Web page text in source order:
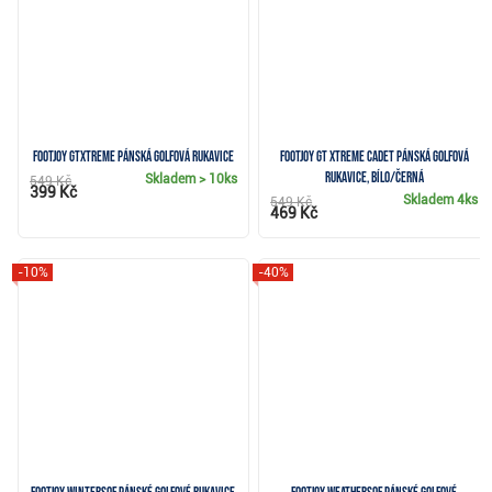
FootJoy GTxtreme pánská golfová rukavice
Skladem> 10ks
549 Kč
399 Kč
FootJoy GT Xtreme Cadet pánská golfová
rukavice, bílo/černá
Skladem4ks
549 Kč
469 Kč
-10% -40%